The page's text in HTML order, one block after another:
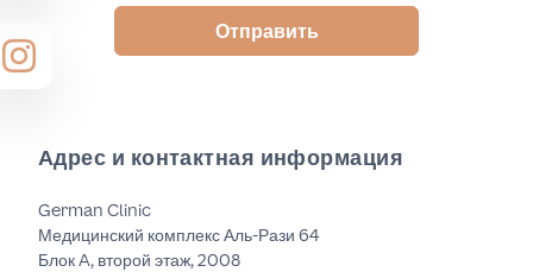
Отправить
Адрес и контактная информация
German Clinic
Медицинский комплекс Аль-Рази 64
Блок A, второй этаж, 2008